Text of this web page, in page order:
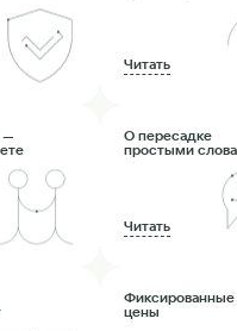
Читать
—
О пересадке
простыми
Читать
Фиксированные
цены